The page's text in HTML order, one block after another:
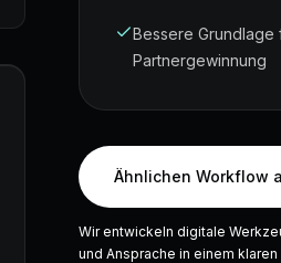
Bessere Grundlage
Partnergewinnung
Ähnlichen Workflow
Wir entwickeln digitale
und Ansprache in einem